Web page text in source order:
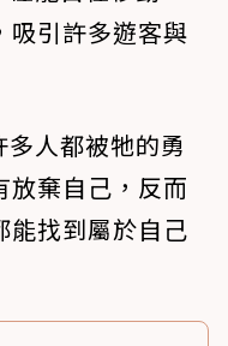
吸引許多遊客與
人都被牠的勇
放棄自己，反而
能找到屬於自己